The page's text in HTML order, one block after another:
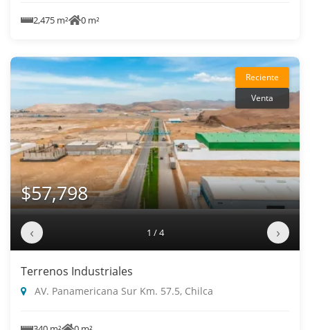
2,475 m² 0 m²
Reciente
Venta
$57,798
‹ 1 / 4 ›
Terrenos Industriales
AV. Panamericana Sur Km. 57.5, Chilca